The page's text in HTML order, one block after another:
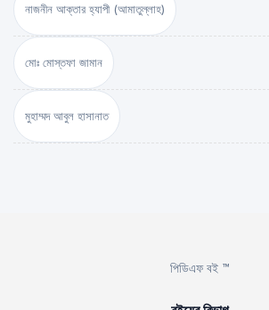
নাজনীন আক্তার হ্যাপী (আমাতুল্লাহ)
মোঃ মোস্তফা জামান
মুহাম্মদ আবুল হাসানাত
পিডিএফ বই ™